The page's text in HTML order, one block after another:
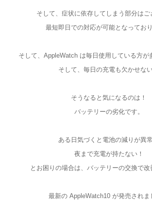
そして、症状に依存してしまう部分はご
最短即日での対応が可能となっており
そして、AppleWatch は毎日使用している方が
そして、毎日の充電も欠かせない
そうなると気になるのは！
バッテリーの劣化です。
ある日気づくと電池の減りが異常
夜まで充電が持たない！
とお困りの場合は、バッテリーの交換で改
最新の AppleWatch10 が発売されま